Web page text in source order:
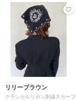
リリーブラウン
クラシカルリボン刺繍スカーフ